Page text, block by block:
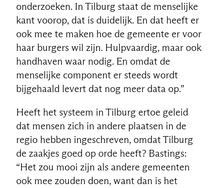
onderzoeken. In Tilburg staat de menselijke
kant voorop, dat is duidelijk. En dat heeft er
ook mee te maken hoe de gemeente er voor
haar burgers wil zijn. Hulpvaardig, maar ook
handhaven waar nodig. En omdat de
menselijke component er steeds wordt
bijgehaald levert dat nog meer data op.”
Heeft het systeem in Tilburg ertoe geleid
dat mensen zich in andere plaatsen in de
regio hebben ingeschreven, omdat Tilburg
de zaakjes goed op orde heeft? Bastings:
“Het zou mooi zijn als andere gemeenten
ook mee zouden doen, want dan is het